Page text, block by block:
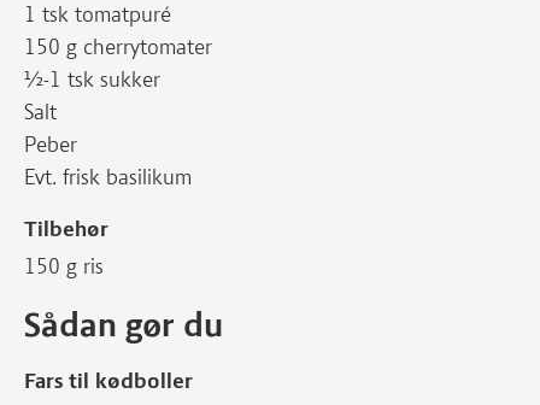
1 tsk tomatpuré
150 g cherrytomater
½-1 tsk sukker
Salt
Peber
Evt. frisk basilikum
Tilbehør
150 g ris
Sådan gør du
Fars til kødboller